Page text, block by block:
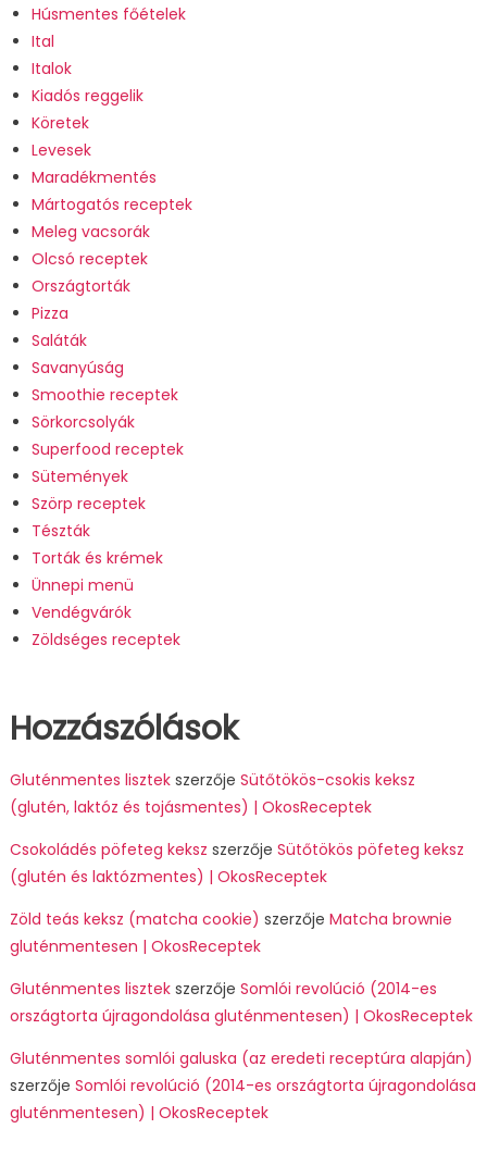
Húsmentes főételek
Ital
Italok
Kiadós reggelik
Köretek
Levesek
Maradékmentés
Mártogatós receptek
Meleg vacsorák
Olcsó receptek
Országtorták
Pizza
Saláták
Savanyúság
Smoothie receptek
Sörkorcsolyák
Superfood receptek
Sütemények
Szörp receptek
Tészták
Torták és krémek
Ünnepi menü
Vendégvárók
Zöldséges receptek
Hozzászólások
Gluténmentes lisztekszerzője Sütőtökös-csokis keksz
(glutén, laktóz és tojásmentes) | OkosReceptek
Csokoládés pöfeteg keksz szerzője Sütőtökös pöfeteg keksz
(glutén és laktózmentes) | OkosReceptek
Zöld teás keksz (matcha cookie) szerzője Matcha brownie
gluténmentesen | OkosReceptek
Gluténmentes lisztekszerzője Somlói revolúció (2014-es
országtorta újragondolása gluténmentesen) | OkosReceptek
Gluténmentes somlói galuska (az eredeti receptúra alapján)
szerzője Somlói revolúció (2014-es országtorta újragondolása
gluténmentesen) | OkosReceptek